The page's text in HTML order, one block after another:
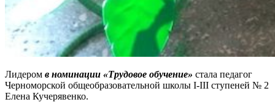
Лидером в номинации «Трудовое обучение» стала педагог
Черноморской общеобразовательной школы I-III ступеней № 2
Елена Кучерявенко.